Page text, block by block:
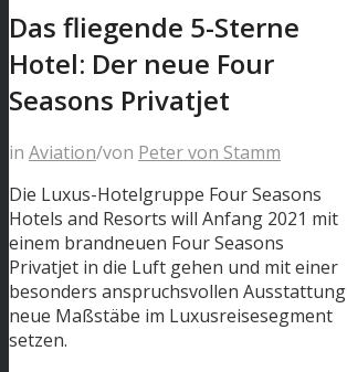
Das fliegende 5-Sterne
Hotel: Der neue Four
Seasons Privatjet
in Aviation/von Peter von Stamm
Die Luxus-Hotelgruppe Four Seasons
Hotels and Resorts will Anfang 2021 mit
einem brandneuen Four Seasons
Privatjet in die Luft gehen und mit einer
besonders anspruchsvollen Ausstattung
neue Maßstäbe im Luxusreisesegment
setzen.